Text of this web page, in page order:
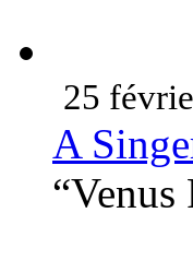
25
A
“Venus